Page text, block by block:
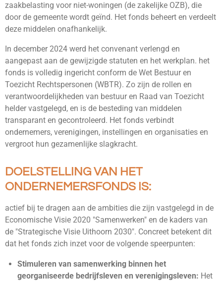
zaakbelasting voor niet-woningen (de zakelijke OZB), die
door de gemeente wordt geïnd. Het fonds beheert en verdeelt
deze middelen onafhankelijk.
In december 2024 werd het convenant verlengd en
aangepast aan de gewijzigde statuten en het werkplan. het
fonds is volledig ingericht conform de Wet Bestuur en
Toezicht Rechtspersonen (WBTR). Zo zijn de rollen en
verantwoordelijkheden van bestuur en Raad van Toezicht
helder vastgelegd, en is de besteding van middelen
transparant en gecontroleerd. Het fonds verbindt
ondernemers, verenigingen, instellingen en organisaties en
vergroot hun gezamenlijke slagkracht.
DOELSTELLING VAN HET
ONDERNEMERSFONDS IS:
actief bij te dragen aan de ambities die zijn vastgelegd in de
Economische Visie 2020 "Samenwerken" en de kaders van
de "Strategische Visie Uithoorn 2030". Concreet betekent dit
dat het fonds zich inzet voor de volgende speerpunten:
Stimuleren van samenwerking binnen het
georganiseerde bedrijfsleven en verenigingsleven: Het